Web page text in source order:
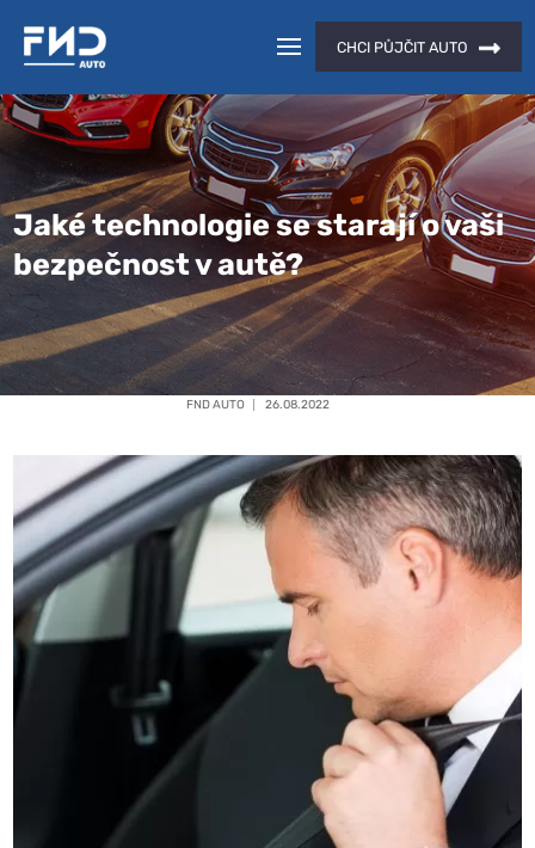
CHCI PŮJČIT AUTO
Jaké technologie se starají o vaši
bezpečnost v autě?
FND AUTO 26.08.2022